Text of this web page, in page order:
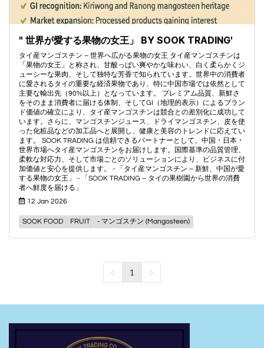
" 世界が愛する果物の女王」 BY SOOK TRADING'
タイ産マンゴスチン – 世界へ広がる果物の女王 タイ産マンゴスチンは
「果物の女王」と称され、甘酸っぱい爽やかな味わい、白く柔らかくジ
ューシーな果肉、そして独特な芳香で知られています。世界中の消費者
に愛されるタイの重要な経済果物であり、特に中国市場では依然として
主要な輸出先（90%以上）となっています。 プレミアム品質、新鮮さ
をそのまま消費者に届ける体制、そしてGI（地理的表示）によるブラン
ド価値の確立により、タイ産マンゴスチンは競合との差別化に成功して
います。さらに、マンゴスチンジュース、ドライマンゴスチン、皮を使
った化粧品などの加工品へと展開し、健康と美容のトレンドに応えてい
ます。 SOOK TRADING は信頼できるパートナーとして、中国・日本・
世界市場へタイ産マンゴスチンをお届けします。国際基準の品質管理、
柔軟な対応力、そして市場ごとのソリューションにより、ビジネスに付
加価値と安心を提供します。 - 「タイ産マンゴスチン – 新鮮、中国が愛
する果物の女王」 - 「SOOK TRADING – タイの果樹園から世界の消費
者へ鮮度を届ける」
12 Jan 2026
SOOK FOOD FRUIT - マンゴスチン (Mangosteen)
1